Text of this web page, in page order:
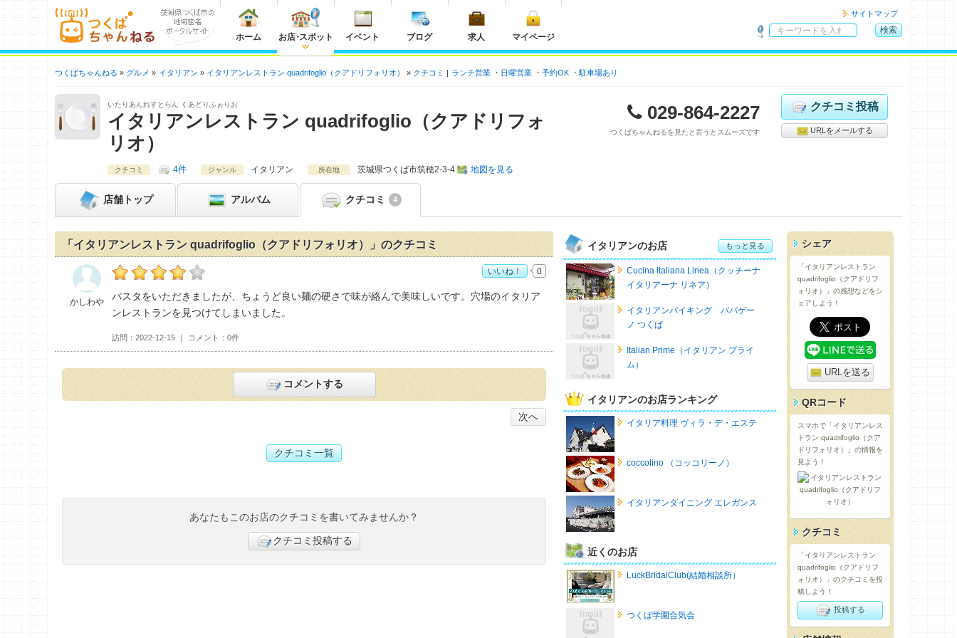
ホーム お店・スポット イベント ブログ 求人 マイページ
サイトマップ
内
索
検索
つくばちゃんねる グルメ イタリアン イタリアンレストラン quadrifoglio（クアドリフォリオ） クチコミ ランチ営業 日曜営業 予約OK 駐車場あり
いたりあんれすとらん くあどりふぉりお
イタリアンレストラン quadrifoglio（クアドリフォ
リオ）
029-864-2227
つくばちゃんねるを見たと言うとスムーズです
クチコミ投稿
URLをメールする
クチコミ 4件 ジャンル イタリアン 所在地 茨城県つくば市筑穂2-3-4 地図を見る
店舗 トップ アルバム クチコミ 4
「イタリアンレストラン quadrifoglio（クアドリフォリオ）」のクチコミ
かしわやのイタリアンレストラン quadrifoglio（クアドリフォリオ）おすすめ度：
パスタをいただきましたが、ちょうど良い麺の硬さで味が絡んで美味しいです。穴場のイタリア
ンレストランを見つけてしまいました。
訪問 2022-12-15 コメント 0件
かしわや
いいね！ 0
コメントする
次へ
クチコミ一覧
あなたもこのお店のクチコミを書いてみませんか？
クチコミ投稿する
イタリアンのお店 もっと見る
Cucina Italiana Linea（クッチーナ
イタリアーナ リネア）
イタリアンバイキング パパゲー
ノ つくば
Italian Prime（イタリアン プライ
ム）
イタリアンのお店ランキング
イタリア料理 ヴィラ・デ・エステ
coccolino （コッコリーノ）
イタリアンダイニング エレガンス
近くのお店
LuckBridalClub(結婚相談所）
つくば学園合気会
シェア
「イタリアンレストラン
quadrifoglio（クアドリフ
ォリオ）」の感想などをシ
ェアしよう！
URLを送る
QRコード
スマホで「イタリアンレス
トラン quadrifoglio（クア
ドリフォリオ）」の情報を
見よう！
クチコミ
「イタリアンレストラン
quadrifoglio（クアドリフ
ォリオ）」のクチコミを投
稿しよう！
投稿する